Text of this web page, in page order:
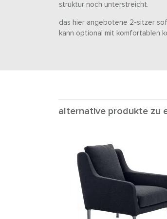
struktur noch unterstreicht.
das hier angebotene 2-sitzer
kann optional mit komfortablen
alternative produkte zu